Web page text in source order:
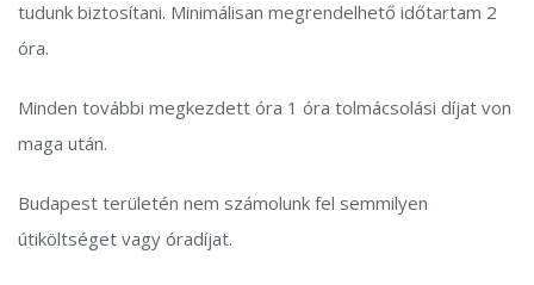
tudunk biztosítani. Minimálisan megrendelhető időtartam 2
óra.
Minden további megkezdett óra 1 óra tolmácsolási díjat von
maga után.
Budapest területén nem számolunk fel semmilyen
útiköltséget vagy óradíjat.